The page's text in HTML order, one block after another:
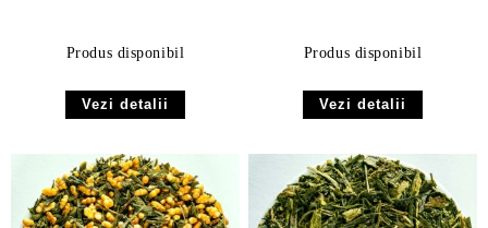
Produs disponibil
Vezi detalii
Produs disponibil
Vezi detalii